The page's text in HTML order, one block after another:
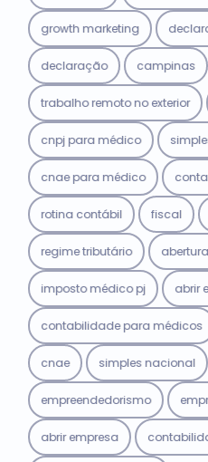
growth marketing
declaração campinas
trabalho remoto no exterior
cnpj para médico
cnae para médico
rotina contábil fiscal
regime tributário
imposto médico pj abrir
contabilidade para médicos
cnae simples nacional
empreendedorismo
abrir empresa